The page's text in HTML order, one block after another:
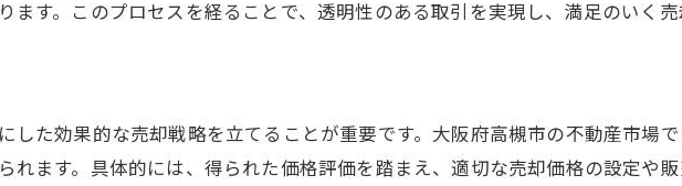
査定の質を高めるための質問
高槻市の不動産市場の現状
売却計画を立てるための基礎
ます。このプロセスを経ることで、透明性のある取引を実現し、満足のいく売
した効果的な売却戦略を立てることが重要です。大阪府高槻市の不動産市場
れます。具体的には、得られた価格評価を踏まえ、適切な売却価格の設定や